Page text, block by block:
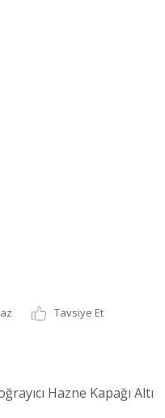
Tavsiye Et
Hazne Kapağı Altı